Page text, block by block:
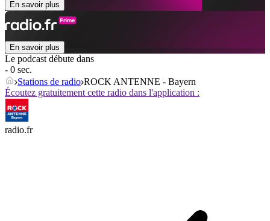
En savoir plus
En savoir plus
Le podcast débute dans
- 0 sec.
Stations de radio ROCK ANTENNE - Bayern
Écoutez gratuitement cette radio dans l'application :
radio.fr